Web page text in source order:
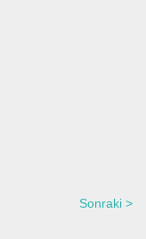
Sonraki >